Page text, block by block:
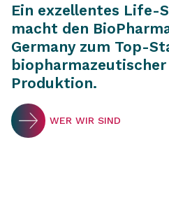
Ein exzellentes Life-
macht den
Germany zum Top-
Produktion.
WER WIR SIND